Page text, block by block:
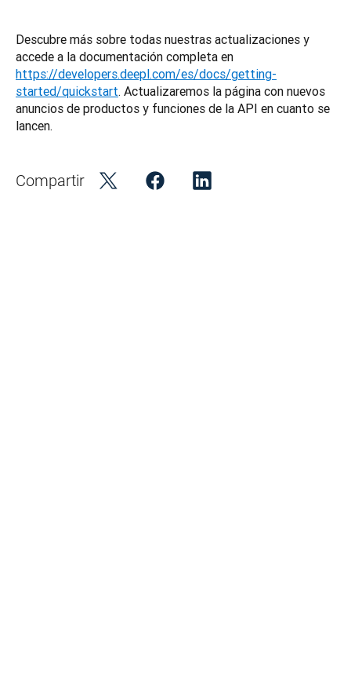
Descubre más sobre todas nuestras actualizaciones y
https://developers.deepl.com/es/docs/getting-
started/quickstart. Actualizaremos la página con nuevos
anuncios de productos y funciones de la API en cuanto se
lancen.
Compartir